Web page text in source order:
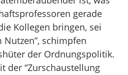
gerade
Kollegen bringen, sei
Nutzen”, schimpfen
der Ordnungspolitik.
der “Zurschaustellung